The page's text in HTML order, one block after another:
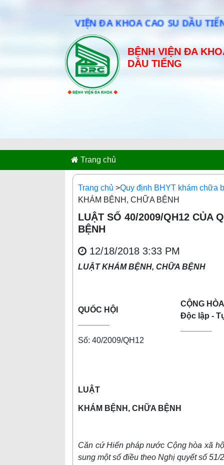
BỆNH VIỆN ĐA KHOA CAO SU DẦU TIẾNG
BỆNH VIỆN ĐA
DẦU TIẾNG
Trang chủ
Trang chủ >Quy định BHYT khám chữa
KHÁM BỆNH, CHỮA BỆNH
LUẬT SỐ 40/2009/QH12 CỦA
BỆNH
12/18/2018 3:33 PM
LUẬT KHÁM BỆNH, CHỮA BỆNH
QUỐC HỘI
Số: 40/2009/QH12
CỘNG
Độc lập -
LUẬT
KHÁM BỆNH, CHỮA BỆNH
Căn cứ Hiến pháp nước Cộng hòa xã
sung một số điều theo Nghị quyết số 51/